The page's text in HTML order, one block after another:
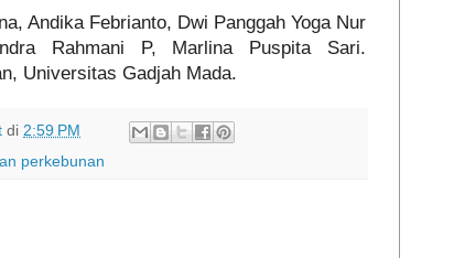
Andika Febrianto, Dwi Panggah Yoga Nur
Rahmani P, Marlina Puspita Sari.
Universitas Gadjah Mada.
di 2:59 PM
perkebunan